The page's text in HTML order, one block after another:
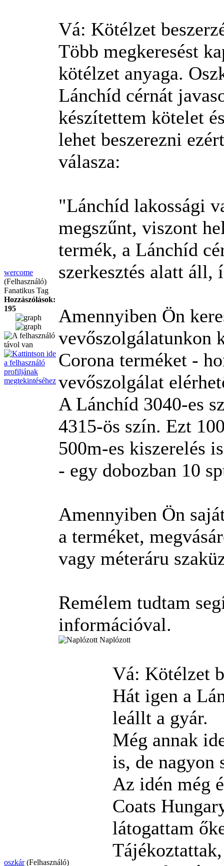
wercome
(Felhasználó)
Fanatikus Tag
Hozzászólások:
195
Vá: Kötélzet
Több megkeresést
kötélzet anyaga.
Lánchíd cérnát
készítettem kötelet
lehet beszerezni
válasza:
"Lánchíd lakossági
megszűnt, viszont
termék, a Lánchíd
szerkesztés alatt áll,
Amennyiben Ön
vevőszolgálatunkon
Corona terméket -
vevőszolgálat
A Lánchíd 3040-es
4315-ös szín. Ezt
500m-es kiszerelés
- egy dobozban 10
Amennyiben Ön
a terméket,
vagy méteráru
Remélem tudtam
információval.
Naplózott
oszkár (Felhasználó)
Vá: Kötélzet
Hát igen a
leállt a gyár.
Még annak
is, de nagyon
Az idén még
Coats
látogattam